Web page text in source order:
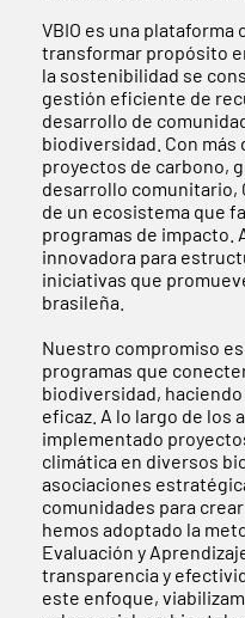
VBIO es una plataforma
transformar propósito
la sostenibilidad se
gestión eficiente de
desarrollo de
biodiversidad. Con más
proyectos de carbono,
desarrollo comunitario,
de un ecosistema que
programas de impacto.
innovadora para
iniciativas que
brasileña.
Nuestro compromiso
programas que
biodiversidad,
eficaz. A lo largo de los
implementado
climática en diversos
asociaciones
comunidades para
hemos adoptado la
Evaluación y
transparencia y
este enfoque,